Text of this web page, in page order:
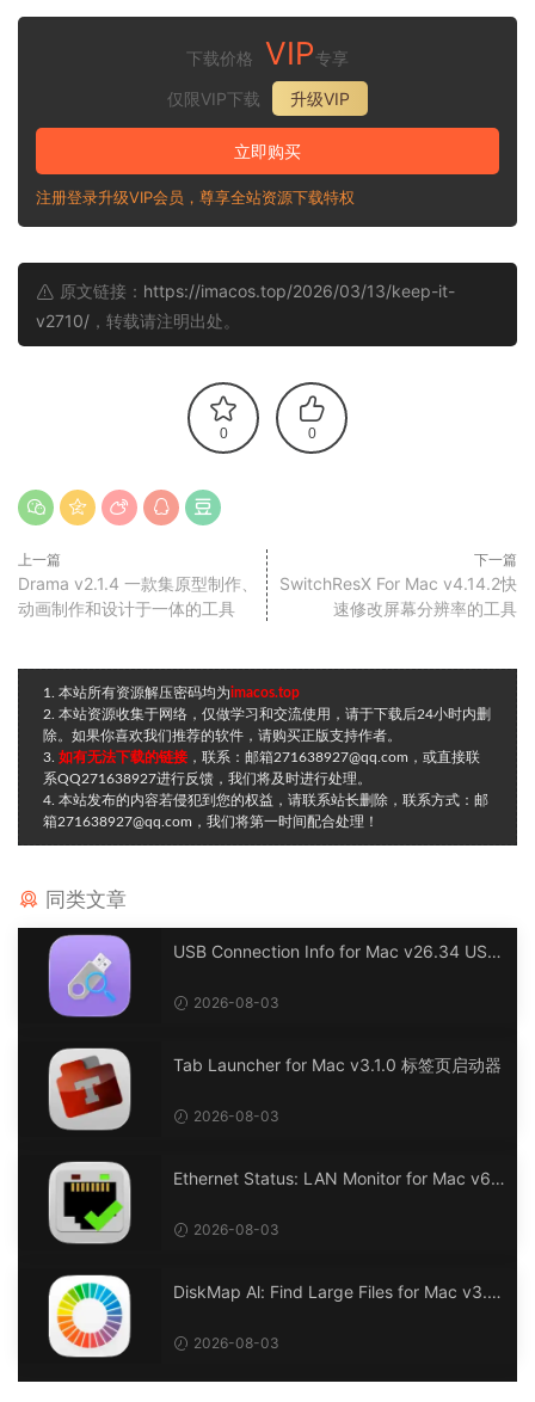
下载价格 VIP专享
仅限VIP下载
升级VIP
立即购买
注册登录升级VIP会员，尊享全站资源下载特权
原文链接： https://imacos.top/2026/03/13/keep-it-
v2710/ ，转载请注明出处。
0 0
上一篇
Drama v2.1.4 一款集原型制作、
动画制作和设计于一体的工具
下一篇
SwitchResX For Mac v4.14.2快
速修改屏幕分辨率的工具
1. 本站所有资源解压密码均为imacos.top
2. 本站资源收集于网络，仅做学习和交流使用，请于下载后24小时内删
除。如果你喜欢我们推荐的软件，请购买正版支持作者。
3. 如有无法下载的链接 ，联系：邮箱271638927@qq.com，或直接联
系QQ271638927进行反馈，我们将及时进行处理。
4. 本站发布的内容若侵犯到您的权益，请联系站长删除，联系方式：邮
箱271638927@qq.com，我们将第一时间配合处理！
同类文章
USB Connection Info for Mac v26.34 USB
2026-08-03
Tab Launcher for Mac v3.1.0 标签页启动器
2026-08-03
Ethernet Status: LAN Monitor for Mac v6.
2026-08-03
DiskMap Al: Find Large Files for Mac v3.1
2026-08-03